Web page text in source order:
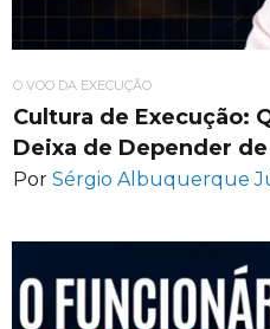
O VOO DA EXECUÇÃO
Cultura de Execução:
Deixa de Depender
Por Sérgio Albuquerque